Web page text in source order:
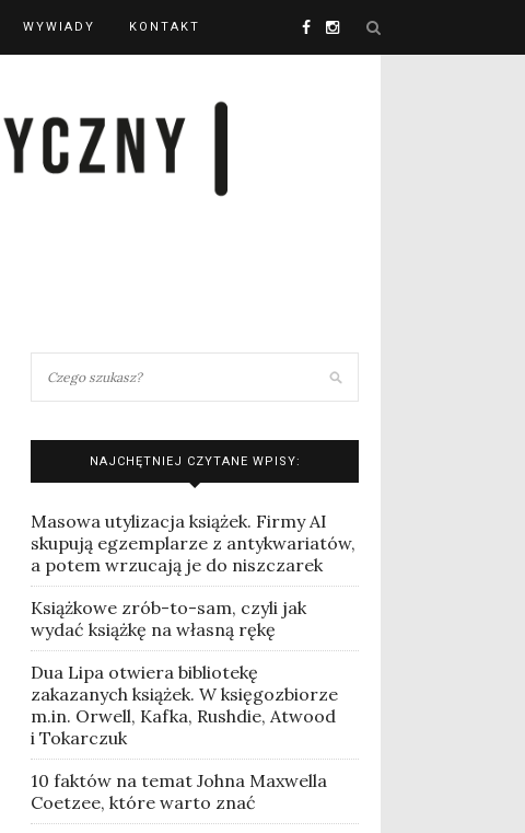
WYWIADY KONTAKT
NAJCHĘTNIEJ CZYTANE WPISY:
Masowa utylizacja książek. Firmy AI
skupują egzemplarze z antykwariatów,
a potem wrzucają je do niszczarek
Książkowe zrób-to-sam, czyli jak
wydać książkę na własną rękę
Dua Lipa otwiera bibliotekę
zakazanych książek. W księgozbiorze
m.in. Orwell, Kafka, Rushdie, Atwood
i Tokarczuk
10 faktów na temat Johna Maxwella
Coetzee, które warto znać